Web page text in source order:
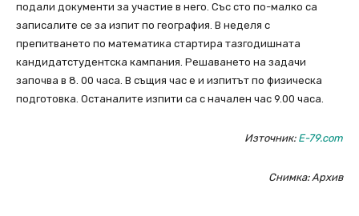
подали документи за участие в него. Със сто по-малко са
записалите се за изпит по география. В неделя с
препитването по математика стартира тазгодишната
кандидатстудентска кампания. Решаването на задачи
започва в 8. 00 часа. В същия час е и изпитът по физическа
подготовка. Останалите изпити са с начален час 9.00 часа.
Източник: E-79.com
Снимка: Архив